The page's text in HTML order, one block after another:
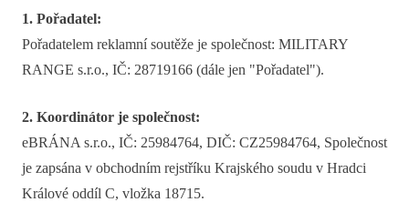
1. Pořadatel:
Pořadatelem reklamní soutěže je společnost: MILITARY
RANGE s.r.o., IČ: 28719166 (dále jen "Pořadatel").
2. Koordinátor je společnost:
eBRÁNA s.r.o., IČ: 25984764, DIČ: CZ25984764, Společnost
je zapsána v obchodním rejstříku Krajského soudu v Hradci
Králové oddíl C, vložka 18715.